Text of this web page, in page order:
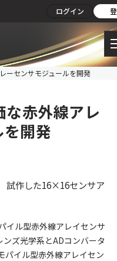
ログイン
ーセンサモジュールを開発
な赤外線アレ
開発
試作した16×16センサア
イル型赤外線アレイセンサ
ンズ光学系とADコンバータ
パイル型赤外線アレイセン